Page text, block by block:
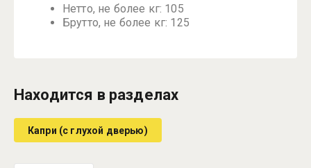
Нетто, не более кг: 105
Брутто, не более кг: 125
Находится в разделах
Капри (с глухой дверью)